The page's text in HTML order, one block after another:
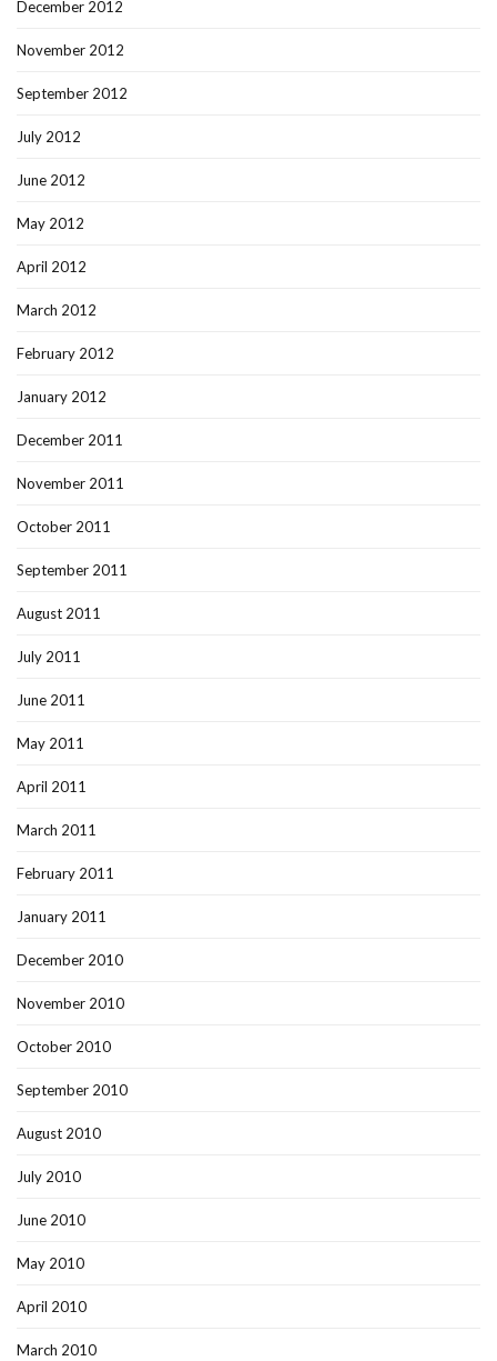
December 2012
November 2012
September 2012
July 2012
June 2012
May 2012
April 2012
March 2012
February 2012
January 2012
December 2011
November 2011
October 2011
September 2011
August 2011
July 2011
June 2011
May 2011
April 2011
March 2011
February 2011
January 2011
December 2010
November 2010
October 2010
September 2010
August 2010
July 2010
June 2010
May 2010
April 2010
March 2010